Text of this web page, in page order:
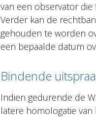
van een observator
Verder kan de
gehouden te worden
een bepaalde datum
Bindende
Indien gedurende de
latere homologatie